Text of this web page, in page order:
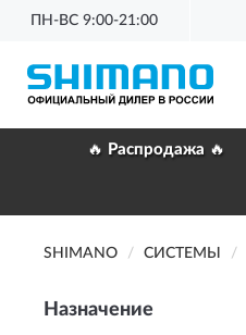
ПН-ВС 9:00-21:00
🔥 Распродажа 🔥
SHIMANO СИСТЕМЫ
Назначение